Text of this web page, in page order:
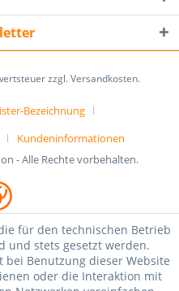
zzgl. Versandkosten.
Bezeichnung
Kundeninformationen
- Alle Rechte vorbehalten.
für den technischen Betrieb
und stets gesetzt werden.
bei Benutzung dieser Website
oder die Interaktion mit